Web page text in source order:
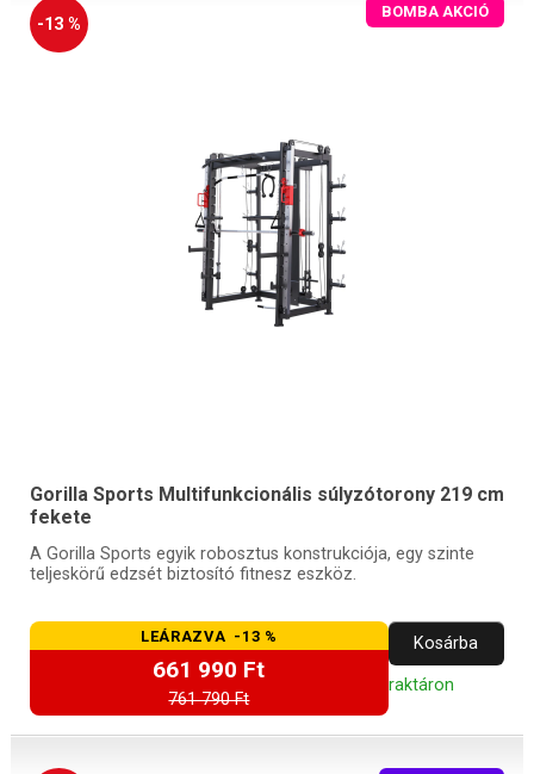
-13 %
BOMBA AKCIÓ
Gorilla Sports Multifunkcionális súlyzótorony 219 cm
fekete
A Gorilla Sports egyik robosztus konstrukciója, egy szinte
teljeskörű edzsét biztosító fitnesz eszköz.
LEÁRAZVA -13 %
661 990 Ft
761 790 Ft
Kosárba
raktáron